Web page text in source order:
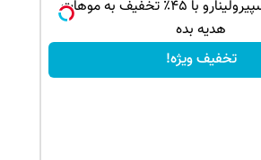
شامپو جلبک اسپیرولینارو با ۴۵٪ تخفیف به موهات
هدیه بده
تخفیف ویژه!